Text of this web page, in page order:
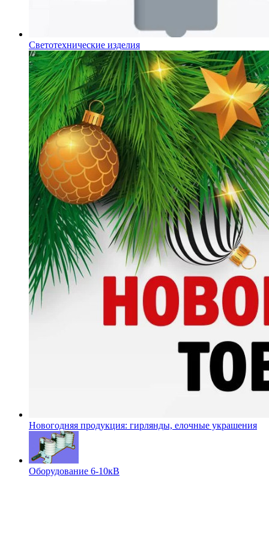
Светотехнические изделия
Новогодняя продукция: гирлянды, елочные украшения
Оборудование 6-10кВ